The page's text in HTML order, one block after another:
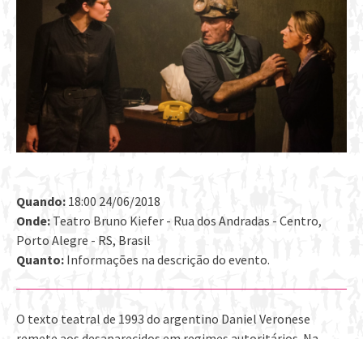
Quando: 18:00 24/06/2018
Onde: Teatro Bruno Kiefer - Rua dos Andradas - Centro,
Porto Alegre - RS, Brasil
Quanto: Informações na descrição do evento.
O texto teatral de 1993 do argentino Daniel Veronese